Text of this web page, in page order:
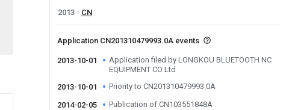
2013
CN
Application CN201310479993.0A events
2013-10-01
Application filed by LONGKOU BLUETOOTH NC
EQUIPMENT CO Ltd
2013-10-01
Priority to CN201310479993.0A
2014-02-05 Publication of CN103551848A